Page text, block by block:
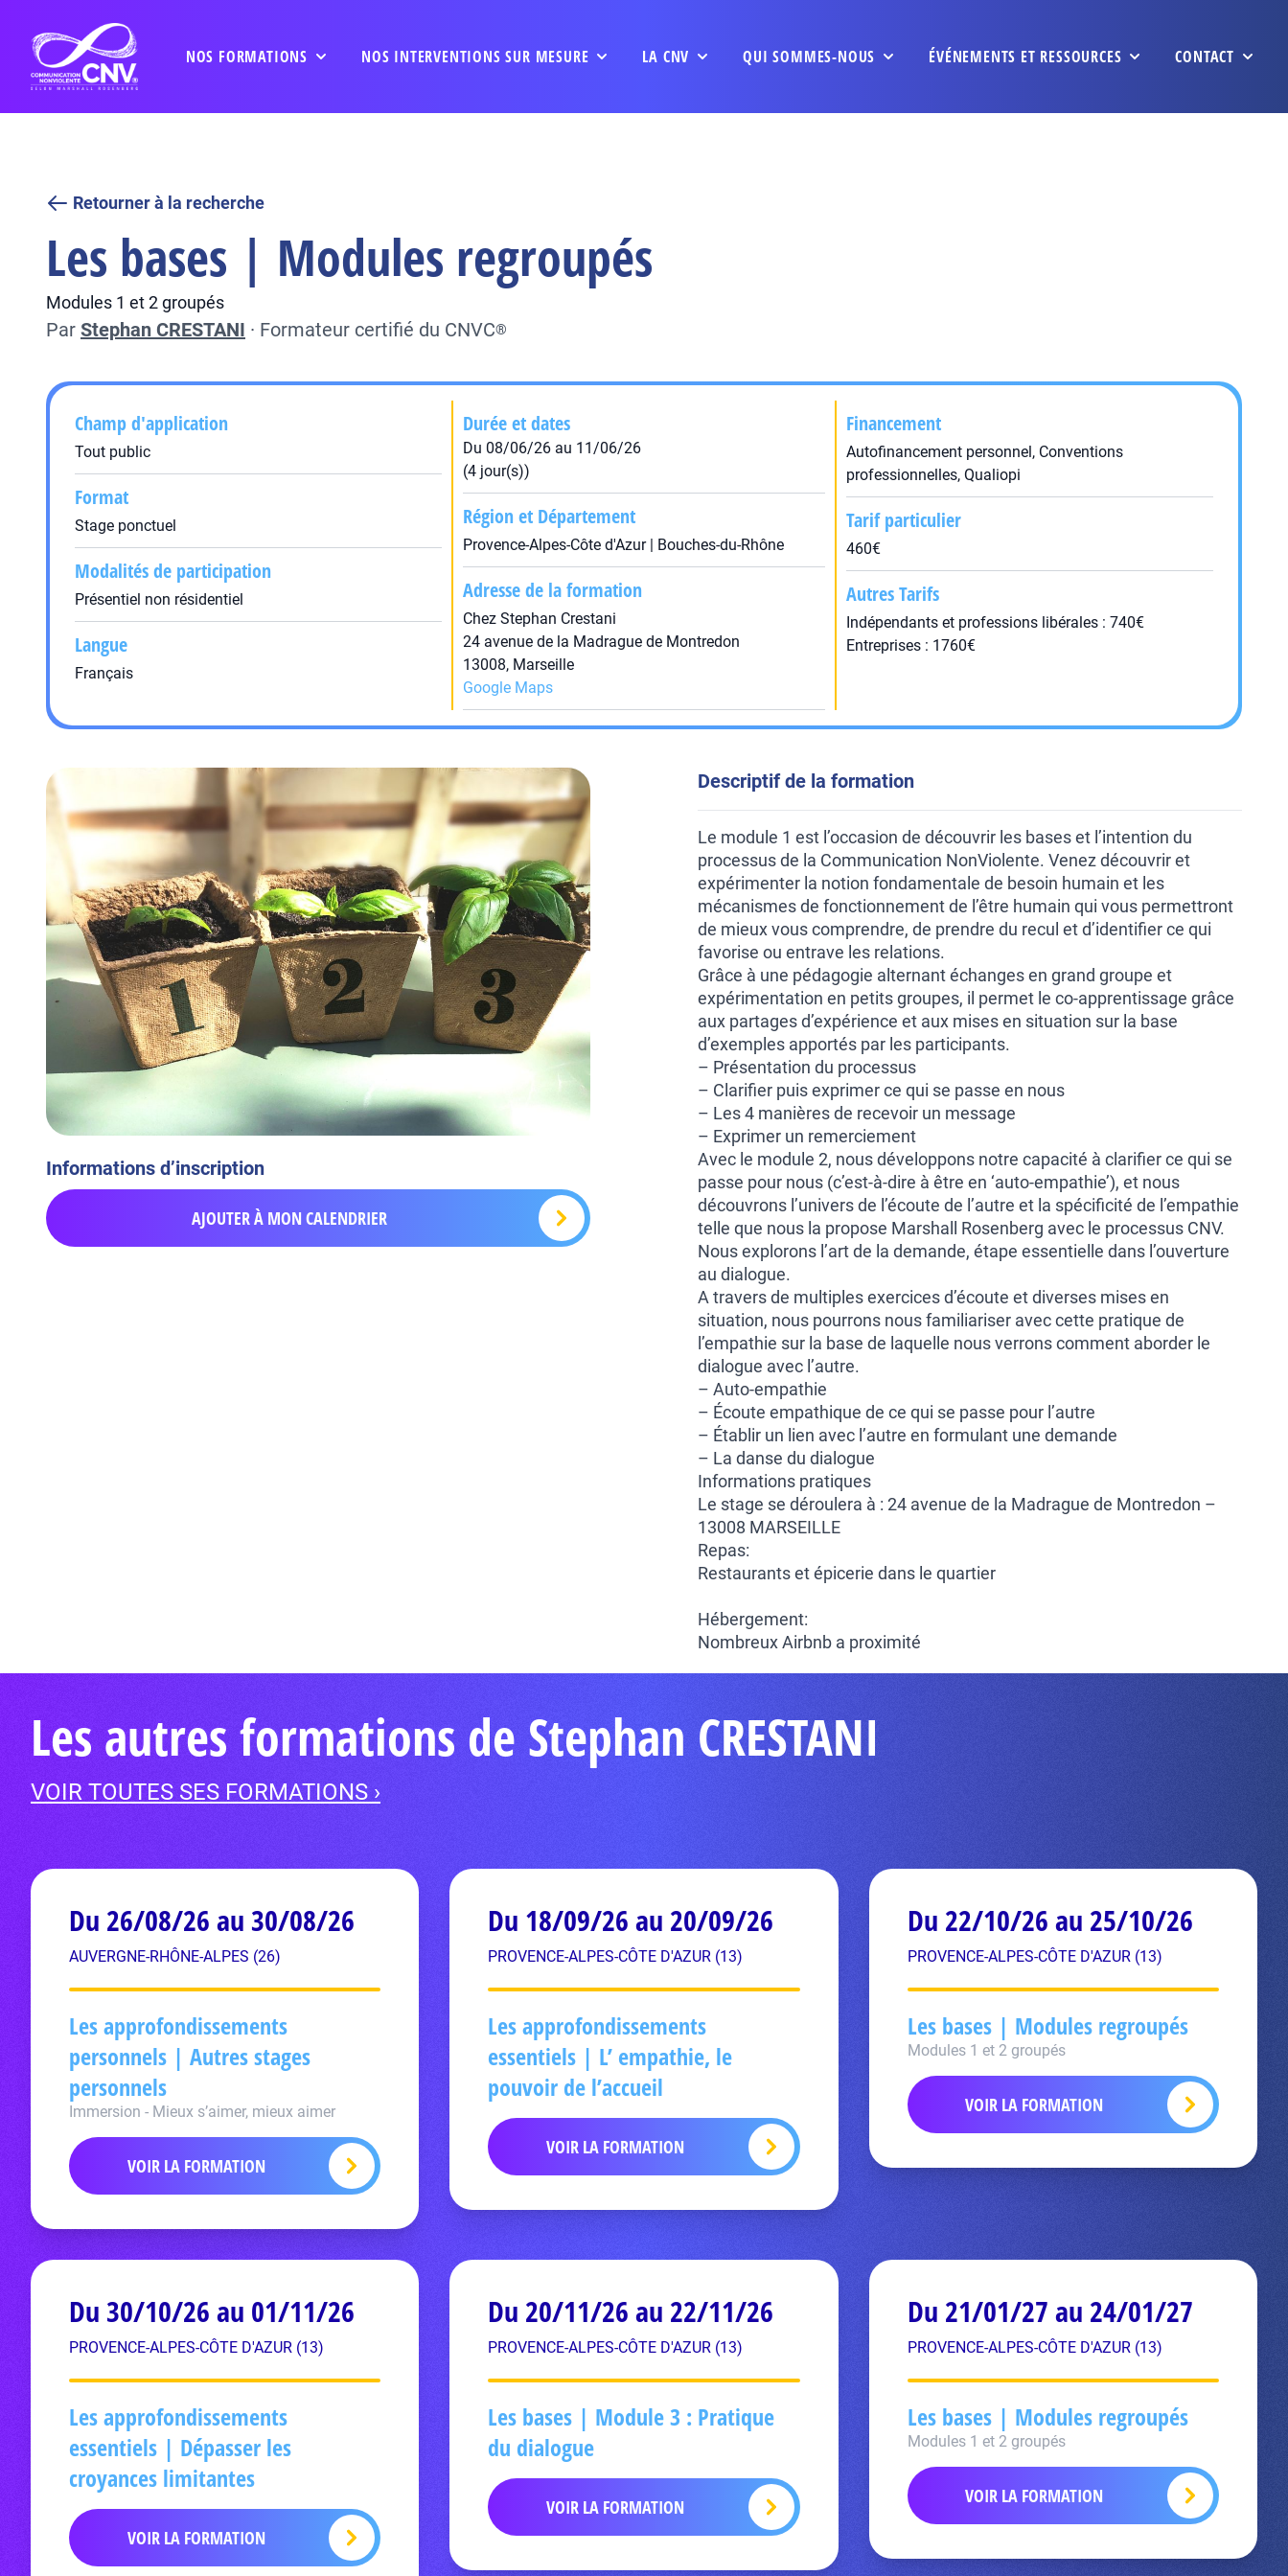
NOS FORMATIONS NOS INTERVENTIONS SUR MESURE LA CNV QUI SOMMES-NOUS ÉVÉNEMENTS ET RESSOURCES CONTACT
Retourner à la recherche
Les bases | Modules regroupés
Modules 1 et 2 groupés
Par Stephan CRESTANI · Formateur certifié du CNVC®
Champ d'application
Tout public
Format
Stage ponctuel
Modalités de participation
Présentiel non résidentiel
Langue
Français
Durée et dates
Du 08/06/26 au 11/06/26
(4 jour(s))
Région et Département
Provence-Alpes-Côte d'Azur | Bouches-du-Rhône
Adresse de la formation
Chez Stephan Crestani
24 avenue de la Madrague de Montredon
13008, Marseille
Google Maps
Financement
Autofinancement personnel, Conventions
professionnelles, Qualiopi
Tarif particulier
460€
Autres Tarifs
Indépendants et professions libérales : 740€
Entreprises : 1760€
Informations d’inscription
AJOUTER À MON CALENDRIER
Descriptif de la formation
Le module 1 est l’occasion de découvrir les bases et l’intention du
processus de la Communication NonViolente. Venez découvrir et
expérimenter la notion fondamentale de besoin humain et les
mécanismes de fonctionnement de l’être humain qui vous permettront
de mieux vous comprendre, de prendre du recul et d’identifier ce qui
favorise ou entrave les relations.
Grâce à une pédagogie alternant échanges en grand groupe et
expérimentation en petits groupes, il permet le co-apprentissage grâce
aux partages d’expérience et aux mises en situation sur la base
d’exemples apportés par les participants.
– Présentation du processus
– Clarifier puis exprimer ce qui se passe en nous
– Les 4 manières de recevoir un message
– Exprimer un remerciement
Avec le module 2, nous développons notre capacité à clarifier ce qui se
passe pour nous (c’est-à-dire à être en ‘auto-empathie’), et nous
découvrons l’univers de l’écoute de l’autre et la spécificité de l’empathie
telle que nous la propose Marshall Rosenberg avec le processus CNV.
Nous explorons l’art de la demande, étape essentielle dans l’ouverture
au dialogue.
A travers de multiples exercices d’écoute et diverses mises en
situation, nous pourrons nous familiariser avec cette pratique de
l’empathie sur la base de laquelle nous verrons comment aborder le
dialogue avec l’autre.
– Auto-empathie
– Écoute empathique de ce qui se passe pour l’autre
– Établir un lien avec l’autre en formulant une demande
– La danse du dialogue
Informations pratiques
Le stage se déroulera à : 24 avenue de la Madrague de Montredon –
13008 MARSEILLE
Repas:
Restaurants et épicerie dans le quartier
Hébergement:
Nombreux Airbnb a proximité
Les autres formations de Stephan CRESTANI
VOIR TOUTES SES FORMATIONS ›
Du 26/08/26 au 30/08/26
AUVERGNE-RHÔNE-ALPES (26)
Les approfondissements
personnels | Autres stages
personnels
Immersion - Mieux s’aimer, mieux aimer
VOIR LA FORMATION
Du 18/09/26 au 20/09/26
PROVENCE-ALPES-CÔTE D'AZUR (13)
Les approfondissements
essentiels | L’ empathie, le
pouvoir de l’accueil
VOIR LA FORMATION
Du 22/10/26 au 25/10/26
PROVENCE-ALPES-CÔTE D'AZUR (13)
Les bases | Modules regroupés
Modules 1 et 2 groupés
VOIR LA FORMATION
Du 30/10/26 au 01/11/26
PROVENCE-ALPES-CÔTE D'AZUR (13)
Les approfondissements
essentiels | Dépasser les
croyances limitantes
VOIR LA FORMATION
Du 20/11/26 au 22/11/26
PROVENCE-ALPES-CÔTE D'AZUR (13)
Les bases | Module 3 : Pratique
du dialogue
VOIR LA FORMATION
Du 21/01/27 au 24/01/27
PROVENCE-ALPES-CÔTE D'AZUR (13)
Les bases | Modules regroupés
Modules 1 et 2 groupés
VOIR LA FORMATION